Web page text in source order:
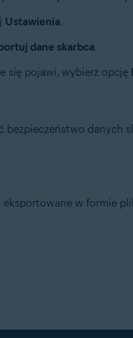
Ustawienia.
dane skarbca.
się pojawi, wybierz opcję
bezpieczeństwo danych
eksportowane w formie